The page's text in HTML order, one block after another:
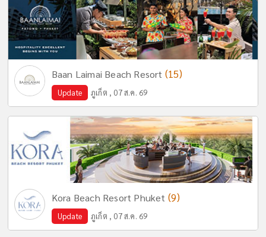
Baan Laimai Beach Resort (15)
Update ภูเก็ต , 07 ส.ค. 69
Kora Beach Resort Phuket (9)
Update ภูเก็ต , 07 ส.ค. 69